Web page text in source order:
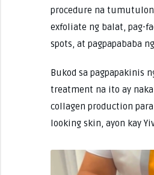
procedure na
exfoliate ng balat, pag-
spots, at pagpapababa
Bukod sa pagpapakinis
treatment na ito ay
collagen production
looking skin, ayon kay